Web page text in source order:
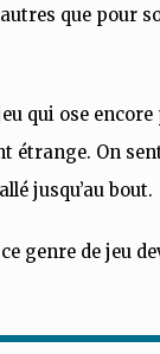
que pour
qui ose
étrange. On
jusqu’au bout.
genre de jeu